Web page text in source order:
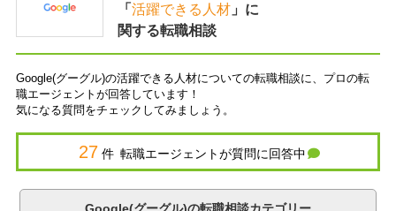
「 活躍できる人材」に
関する転職相談
Google(グーグル)の活躍できる人材についての転職相談に、プロの転
職エージェントが回答しています！
気になる質問をチェックしてみましょう。
27 件 転職エージェントが質問に回答中